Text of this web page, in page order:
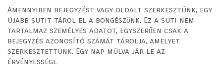
Amennyiben bejegyzést vagy oldalt szerkesztünk, egy
újabb sütit tárol el a böngészőnk. Ez a süti nem
tartalmaz személyes adatot, egyszerűen csak a
bejegyzés azonosító számát tárolja, amelyet
szerkesztettünk. Egy nap múlva jár le az
érvényessége.